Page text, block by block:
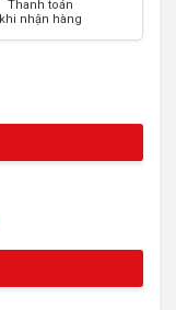
Thanh toán
khi nhận hàng